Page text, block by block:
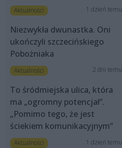
Aktualności 1 dzień temu
Niezwykła dwunastka. Oni
ukończyli szczecińskiego
Pobożniaka
Aktualności 2 dni temu
To śródmiejska ulica, która
ma „ogromny potencjał”.
„Pomimo tego, że jest
ściekiem komunikacyjnym”
Aktualności 1 dzień temu